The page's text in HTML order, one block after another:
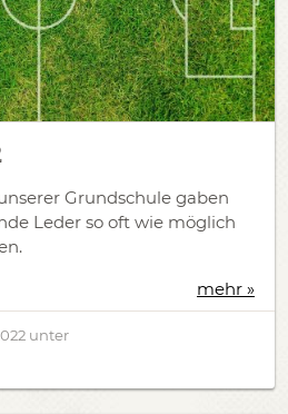
Grundschule gaben
Leder so oft wie möglich
mehr »
unter